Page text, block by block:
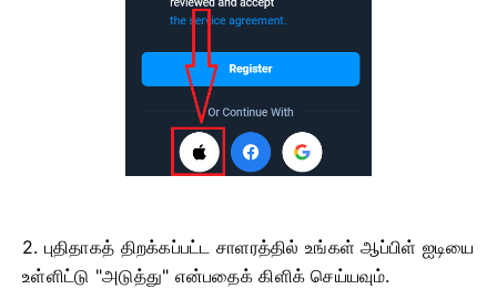
2. புதிதாகத் திறக்கப்பட்ட சாளரத்தில் உங்கள் ஆப்பிள் ஐடியை
உள்ளிட்டு "அடுத்து" என்பதைக் கிளிக் செய்யவும்.